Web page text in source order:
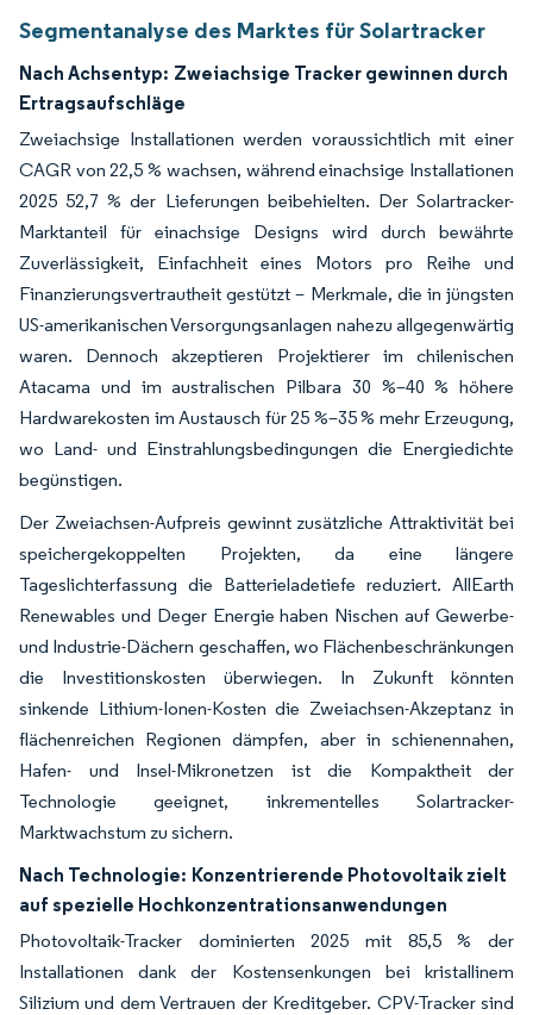
Segmentanalyse des Marktes für Solartracker
Nach Achsentyp: Zweiachsige Tracker gewinnen durch
Ertragsaufschläge
Zweiachsige Installationen werden voraussichtlich mit einer
CAGR von 22,5 % wachsen, während einachsige Installationen
2025 52,7 % der Lieferungen beibehielten. Der Solartracker-
Marktanteil für einachsige Designs wird durch bewährte
Zuverlässigkeit, Einfachheit eines Motors pro Reihe und
Finanzierungsvertrautheit gestützt – Merkmale, die in jüngsten
US-amerikanischen Versorgungsanlagen nahezu allgegenwärtig
waren. Dennoch akzeptieren Projektierer im chilenischen
Atacama und im australischen Pilbara 30 %–40 % höhere
Hardwarekosten im Austausch für 25 %–35 % mehr Erzeugung,
wo Land- und Einstrahlungsbedingungen die Energiedichte
begünstigen.
Der Zweiachsen-Aufpreis gewinnt zusätzliche Attraktivität bei
speichergekoppelten Projekten, da eine längere
Tageslichterfassung die Batterieladetiefe reduziert. AllEarth
Renewables und Deger Energie haben Nischen auf Gewerbe-
und Industrie-Dächern geschaffen, wo Flächenbeschränkungen
die Investitionskosten überwiegen. In Zukunft könnten
sinkende Lithium-Ionen-Kosten die Zweiachsen-Akzeptanz in
flächenreichen Regionen dämpfen, aber in schienennahen,
Hafen- und Insel-Mikronetzen ist die Kompaktheit der
Technologie geeignet, inkrementelles Solartracker-
Marktwachstum zu sichern.
Nach Technologie: Konzentrierende Photovoltaik zielt
auf spezielle Hochkonzentrationsanwendungen
Photovoltaik-Tracker dominierten 2025 mit 85,5 % der
Installationen dank der Kostensenkungen bei kristallinem
Silizium und dem Vertrauen der Kreditgeber. CPV-Tracker sind